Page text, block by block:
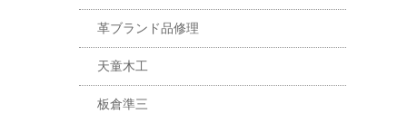
革ブランド品修理
天童木工
板倉準三